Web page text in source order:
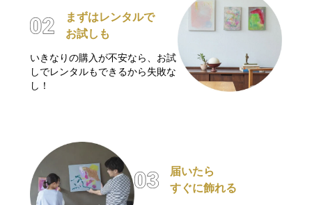
まずはレンタルで
お試しも
いきなりの購入が不安なら、お試
しでレンタルもできるから失敗な
し！
届いたら
すぐに飾れる